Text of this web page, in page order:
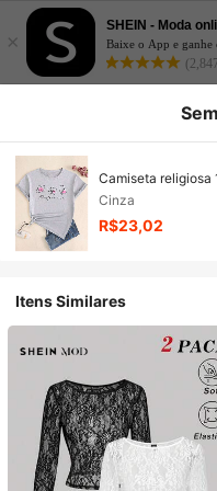
×
SHEIN - Moda
Baixe o App e
Camiseta religiosa
Cinza
R$23,02
Itens Similares